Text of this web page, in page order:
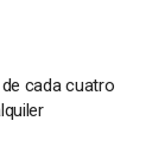
cada cuatro